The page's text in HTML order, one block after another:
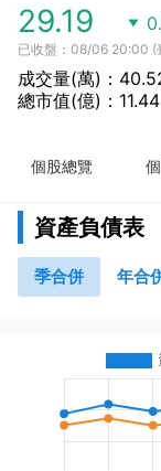
29.19
已收盤：08/06 20:00 (
成交量(萬)：
總市值(億)：11.44
個股總覽
資產負債表
季合併 年合